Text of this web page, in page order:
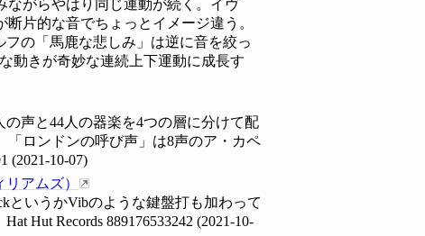
ながらやはり同じ運動が続く。イヴ
片的な音でちょっとイメージ違う。
の「馬鹿な悲しみ」は逆に音を絞っ
動きが奇妙な連続上下運動に成長す
声と44人の器楽を4つの層に分けて配
ロンドンの呼び声」は8声のア・カペ
(2021-10-07)
リアムズ）
というかVibのような鍵盤打も加わって
Hut Records 889176533242 (2021-10-